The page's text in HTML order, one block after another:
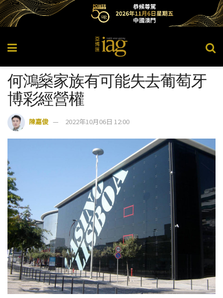
何鴻燊家族有可能失去葡萄牙
博彩經營權
陳嘉俊 2022年10月06日 12:00